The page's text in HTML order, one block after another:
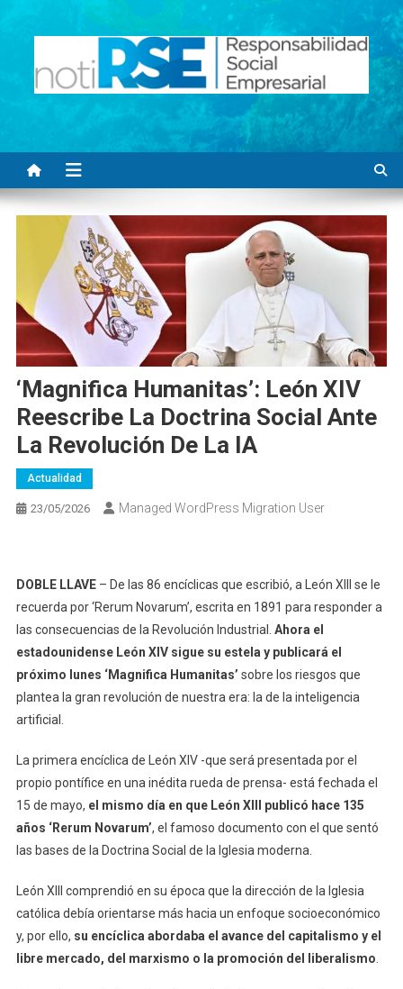
Noti RSE
Noticias con sentido responsable
‘Magnifica Humanitas’: León XIV
Reescribe La Doctrina Social Ante
La Revolución De La IA
Actualidad
23/05/2026 Managed WordPress Migration User
DOBLE LLAVE– De las 86 encíclicas que escribió, a León XIII se le
recuerda por ‘Rerum Novarum’, escrita en 1891 para responder a
las consecuencias de la Revolución Industrial. Ahora el
estadounidense León XIV sigue su estela y publicará el
próximo lunes ‘Magnifica Humanitas’ sobre los riesgos que
plantea la gran revolución de nuestra era: la de la inteligencia
artificial.
La primera encíclica de León XIV -que será presentada por el
propio pontífice en una inédita rueda de prensa- está fechada el
15 de mayo, el mismo día en que León XIII publicó hace 135
años ‘Rerum Novarum’, el famoso documento con el que sentó
las bases de la Doctrina Social de la Iglesia moderna.
León XIII comprendió en su época que la dirección de la Iglesia
católica debía orientarse más hacia un enfoque socioeconómico
y, por ello, su encíclica abordaba el avance del capitalismo y el
libre mercado, del marxismo o la promoción del liberalismo